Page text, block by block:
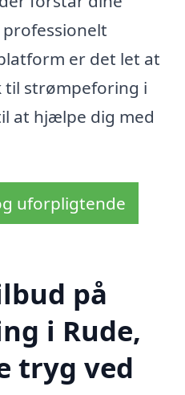
er det let at
strømpeforing i
at hjælpe dig med
uforpligtende
på
i Rude,
tryg ved